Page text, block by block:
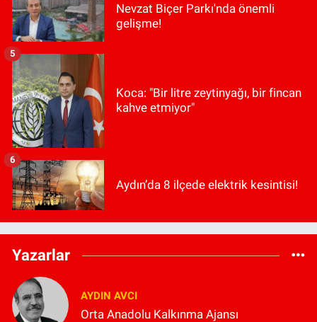
Nevzat Biçer Parkı'nda önemli
gelişme!
Koca: "Bir litre zeytinyağı, bir fincan
kahve etmiyor"
5
Aydın’da 8 ilçede elektrik kesintisi!
6
Yazarlar
AYDIN AVCI
Orta Anadolu Kalkınma Ajansı